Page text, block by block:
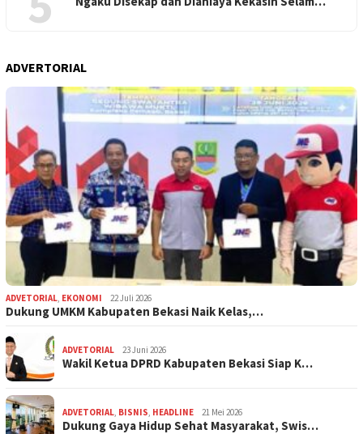
ADVERTORIAL
ADVETORIAL, EKONOMI 22 Juli 2026
Dukung UMKM Kabupaten Bekasi Naik Kelas,…
ADVETORIAL 23 Juni 2026
Wakil Ketua DPRD Kabupaten Bekasi Siap K…
ADVETORIAL, BISNIS, HEADLINE 21 Mei 2026
Dukung Gaya Hidup Sehat Masyarakat, Swis…